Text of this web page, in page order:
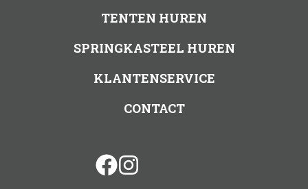
TENTEN HUREN
SPRINGKASTEEL HUREN
KLANTENSERVICE
CONTACT
facebook